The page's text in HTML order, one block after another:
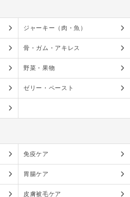
ジャーキー（肉・魚）
骨・ガム・アキレス
野菜・果物
ゼリー・ペースト
免疫ケア
胃腸ケア
皮膚被毛ケア